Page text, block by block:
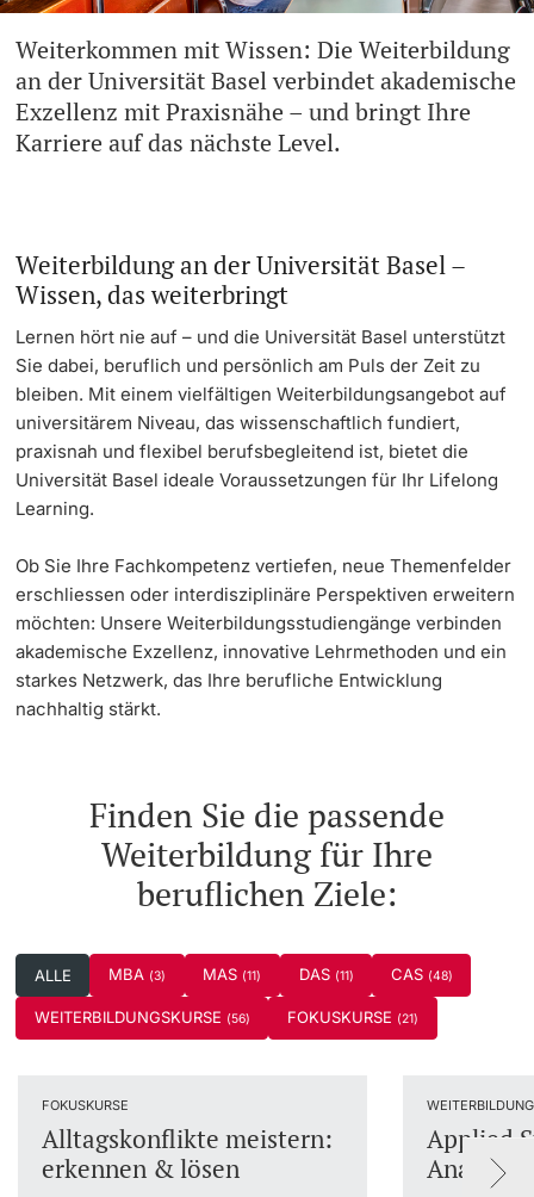
Doktorierende
weitere Informationen
Dozierende
weitere Informationen
Weiterbildung
Team & Kontakt
Informationen & Materialien
Universität
Weiterkommen mit Wissen: Die Weiterbildung
an der Universität Basel verbindet akademische
Exzellenz mit Praxisnähe – und bringt Ihre
Karriere auf das nächste Level.
Weiterbildung an der Universität Basel –
Wissen, das weiterbringt
Lernen hört nie auf – und die Universität Basel unterstützt
Sie dabei, beruflich und persönlich am Puls der Zeit zu
bleiben. Mit einem vielfältigen Weiterbildungsangebot auf
universitärem Niveau, das wissenschaftlich fundiert,
praxisnah und flexibel berufsbegleitend ist, bietet die
Universität Basel ideale Voraussetzungen für Ihr Lifelong
Learning.
Ob Sie Ihre Fachkompetenz vertiefen, neue Themenfelder
erschliessen oder interdisziplinäre Perspektiven erweitern
möchten: Unsere Weiterbildungsstudiengänge verbinden
akademische Exzellenz, innovative Lehrmethoden und ein
starkes Netzwerk, das Ihre berufliche Entwicklung
nachhaltig stärkt.
Finden Sie die passende
Weiterbildung für Ihre
beruflichen Ziele:
ALLE MBA (3) MAS (11) DAS (11) CAS (48)
WEITERBILDUNGSKURSE (56) FOKUSKURSE (21)
FOKUSKURSE
Alltagskonflikte meistern:
erkennen & lösen
Applied